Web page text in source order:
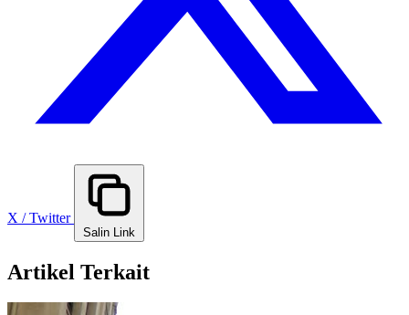
X / Twitter
Salin Link
Artikel Terkait